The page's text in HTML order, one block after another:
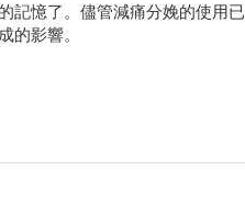
記憶了。儘管減痛分娩的使用已
的影響。